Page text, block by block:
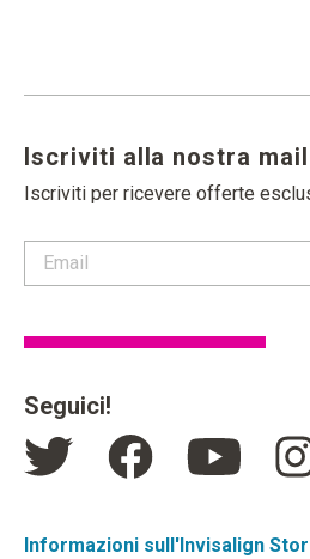
Iscriviti alla nostra
Iscriviti per ricevere offerte
contact email label
Seguici!
Informazioni sull'Invisalign